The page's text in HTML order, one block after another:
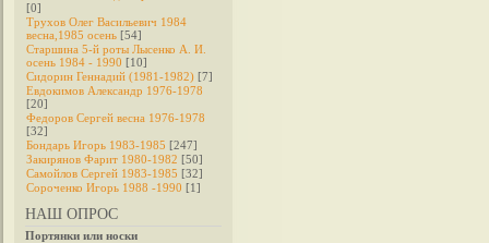
[0]
Трухов Олег Васильевич 1984
весна,1985 осень [54]
Старшина 5-й роты Лысенко А. И.
осень 1984 - 1990 [10]
Сидорин Геннадий (1981-1982) [7]
Евдокимов Александр 1976-1978
[20]
Федоров Cергей весна 1976-1978
[32]
Бондарь Игорь 1983-1985 [247]
Закирянов Фарит 1980-1982 [50]
Самойлов Сергей 1983-1985 [32]
Сороченко Игорь 1988 -1990 [1]
НАШ ОПРОС
Портянки или носки